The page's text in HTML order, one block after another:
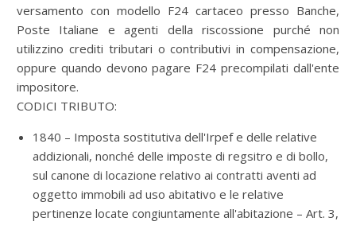
versamento con modello F24 cartaceo presso Banche,
Poste Italiane e agenti della riscossione purché non
utilizzino crediti tributari o contributivi in compensazione,
oppure quando devono pagare F24 precompilati dall'ente
impositore.
CODICI TRIBUTO:
1840 – Imposta sostitutiva dell'Irpef e delle relative
addizionali, nonché delle imposte di regsitro e di bollo,
sul canone di locazione relativo ai contratti aventi ad
oggetto immobili ad uso abitativo e le relative
pertinenze locate congiuntamente all'abitazione – Art. 3,